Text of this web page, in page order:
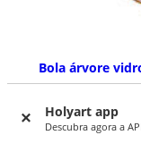
Holyart app
Descubra agora a
Bola árvore